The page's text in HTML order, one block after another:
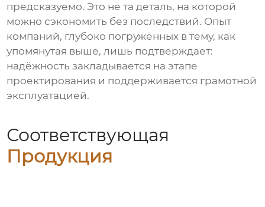
предсказуемо. Это не та деталь, на которой
можно сэкономить без последствий. Опыт
компаний, глубоко погружённых в тему, как
упомянутая выше, лишь подтверждает:
надёжность закладывается на этапе
проектирования и поддерживается грамотной
эксплуатацией.
Соответствующая
Продукция